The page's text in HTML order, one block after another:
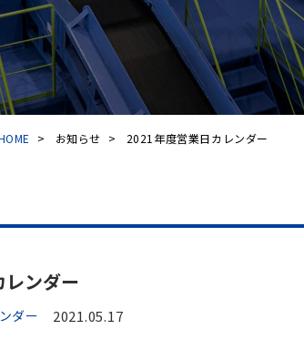
> お知らせ > 2021年度営業日カレンダー
ンダー
ダー 2021.05.17